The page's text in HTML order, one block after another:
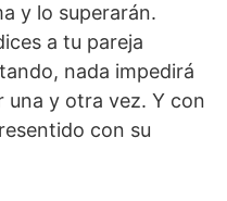
y lo superarán.
a tu pareja
nada impedirá
una y otra vez. Y con
con su